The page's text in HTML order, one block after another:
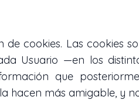
cookies. Las cookies
Usuario —en los
que
hacen más amigable, y